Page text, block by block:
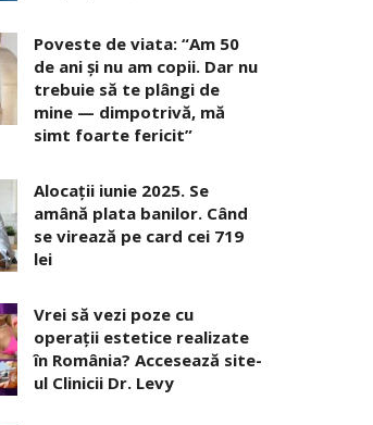
Poveste de viata: “Am 50
de ani și nu am copii. Dar nu
trebuie să te plângi de
mine — dimpotrivă, mă
simt foarte fericit”
Alocaţii iunie 2025. Se
amână plata banilor. Când
se virează pe card cei 719
lei
Vrei să vezi poze cu
operații estetice realizate
în România? Accesează site-
ul Clinicii Dr. Levy